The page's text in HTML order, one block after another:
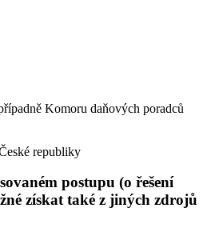
Komoru daňových poradců
republiky
postupu (o řešení
získat také z jiných zdrojů